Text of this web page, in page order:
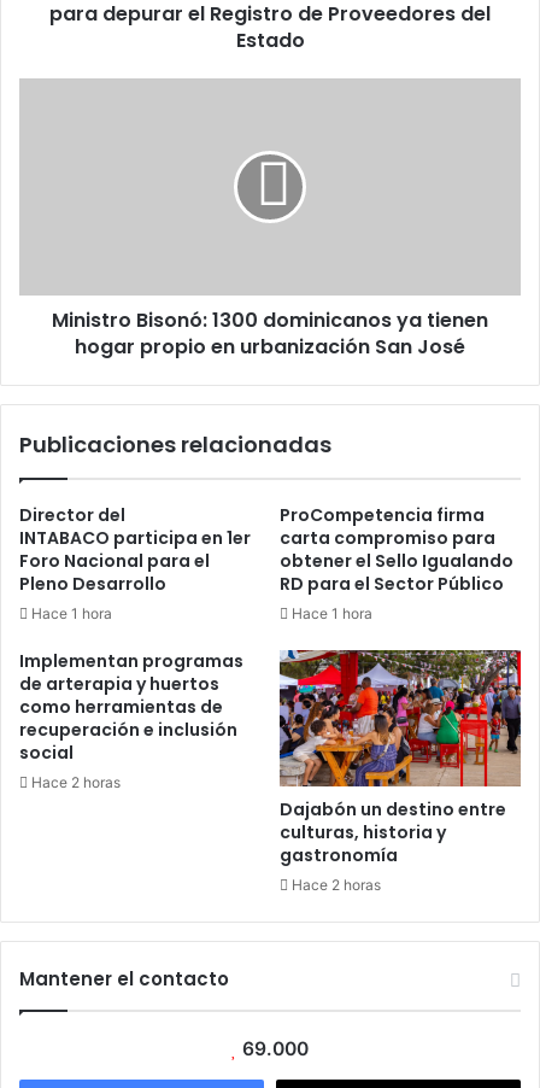
Proveedores
para depurar el Registro de Proveedores del
Estado
en
urbanización
Ministro Bisonó: 1300 dominicanos ya tienen
hogar propio en urbanización San José
Publicaciones relacionadas
Director del
INTABACO participa en 1er
Foro Nacional para el
Pleno Desarrollo
Hace 1 hora
ProCompetencia firma
carta compromiso para
obtener el Sello Igualando
RD para el Sector Público
Hace 1 hora
Implementan programas
de arterapia y huertos
como herramientas de
recuperación e inclusión
social
Hace 2 horas
Dajabón un destino entre
culturas, historia y
gastronomía
Hace 2 horas
Mantener el contacto
69.000